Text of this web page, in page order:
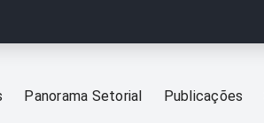
Panorama Setorial Publicações